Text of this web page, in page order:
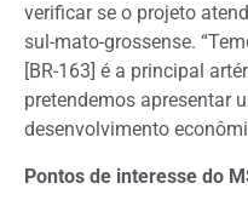
verificar se o projeto
sul-mato-grossense.
[BR-163] é a principal
pretendemos apresentar
desenvolvimento
Pontos de interesse do